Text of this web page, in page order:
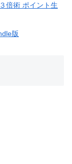
倍術 ポイント生
版